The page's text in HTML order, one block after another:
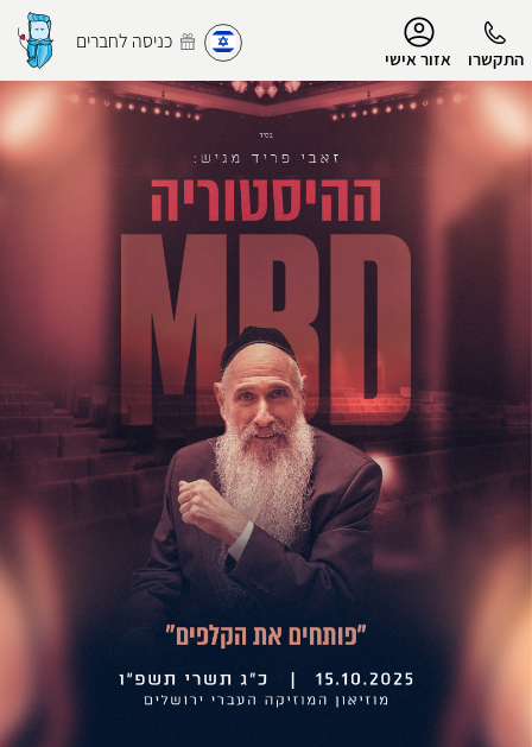
התקשרו אזור אישי
כניסה לחברים
הפרופיל שלי
התנתק